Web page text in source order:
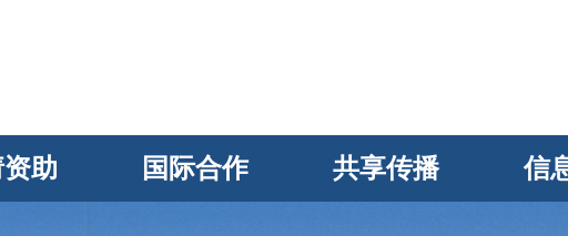
助 国际合作 共享传播 信